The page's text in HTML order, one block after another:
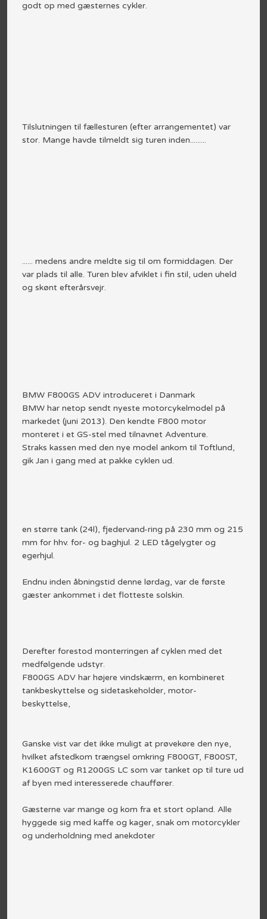
godt op med gæsternes cykler.
Tilslutningen til fællesturen (efter arrangementet) var
stor. Mange havde tilmeldt sig turen inden.........
...... medens andre meldte sig til om formiddagen. Der
var plads til alle. Turen blev afviklet i fin stil, uden uheld
og skønt efterårsvejr.
BMW F800GS ADV introduceret i Danmark
BMW har netop sendt nyeste motorcykelmodel på
markedet (juni 2013). Den kendte F800 motor
monteret i et GS-stel med tilnavnet Adventure.
Straks kassen med den nye model ankom til Toftlund,
gik Jan i gang med at pakke cyklen ud.
en større tank (24l), fjedervand-ring på 230 mm og 215
mm for hhv. for- og baghjul. 2 LED tågelygter og
egerhjul.
Endnu inden åbningstid denne lørdag, var de første
gæster ankommet i det flotteste solskin.
Derefter forestod monterringen af cyklen med det
medfølgende udstyr.
F800GS ADV har højere vindskærm, en kombineret
tankbeskyttelse og sidetaskeholder, motor-
beskyttelse,
Ganske vist var det ikke muligt at prøvekøre den nye,
hvilket afstedkom trængsel omkring F800GT, F800ST,
K1600GT og R1200GS LC som var tanket op til ture ud
af byen med interesserede chauffører.
Gæsterne var mange og kom fra et stort opland. Alle
hyggede sig med kaffe og kager, snak om motorcykler
og underholdning med anekdoter